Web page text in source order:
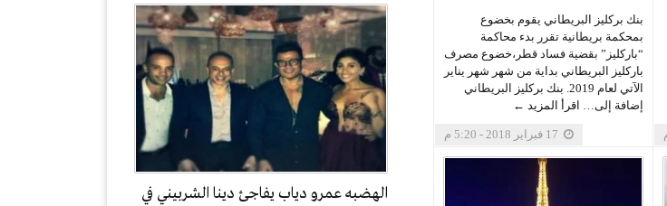
الهضبه عمرو دياب يفاجئ دينا الشربيني في
بنك بركليز البريطاني يقوم بخضوع
بمحكمة بريطانية تقرر بدء محاكمة
“باركليز” بقضية فساد قطر،خضوع مصرف
باركليز البريطاني بداية من شهر شهر يناير
الآتي لعام 2019. بنك بركليز البريطاني
إضافة إلى…
اقرأ المزيد ←
17 فبراير 2018 - 5:20 م